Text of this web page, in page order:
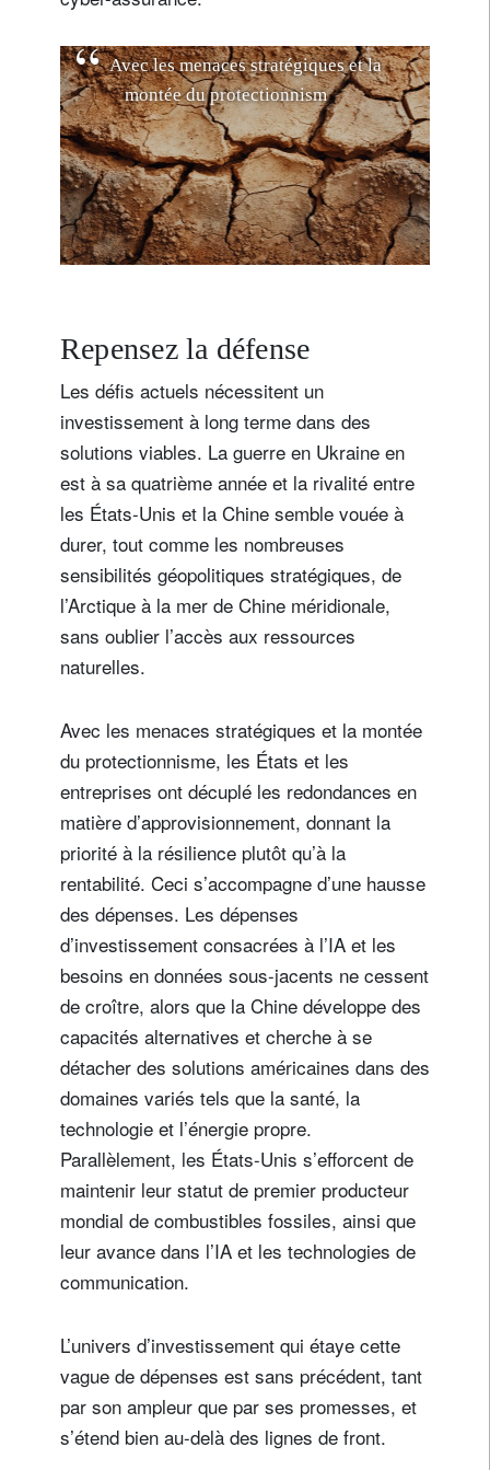
Avec les menaces stratégiques et la
montée du protectionnisme, les
Etats et les entre p ises o
Repensez la défense
Les défis actuels nécessitent un
investissement à long terme dans des
solutions viables. La guerre en Ukraine en
est à sa quatrième année et la rivalité entre
les États-Unis et la Chine semble vouée à
durer, tout comme les nombreuses
sensibilités géopolitiques stratégiques, de
l’Arctique à la mer de Chine méridionale,
sans oublier l’accès aux ressources
naturelles.
Avec les menaces stratégiques et la montée
du protectionnisme, les États et les
entreprises ont décuplé les redondances en
matière d’approvisionnement, donnant la
priorité à la résilience plutôt qu’à la
rentabilité. Ceci s’accompagne d’une hausse
des dépenses. Les dépenses
d’investissement consacrées à l’IA et les
besoins en données sous-jacents ne cessent
de croître, alors que la Chine développe des
capacités alternatives et cherche à se
détacher des solutions américaines dans des
domaines variés tels que la santé, la
technologie et l’énergie propre.
Parallèlement, les États-Unis s’efforcent de
maintenir leur statut de premier producteur
mondial de combustibles fossiles, ainsi que
leur avance dans l’IA et les technologies de
communication.
L’univers d’investissement qui étaye cette
vague de dépenses est sans précédent, tant
par son ampleur que par ses promesses, et
s’étend bien au-delà des lignes de front.